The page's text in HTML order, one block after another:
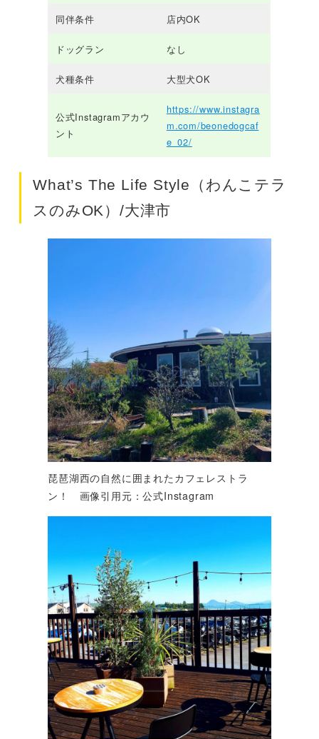
同伴条件 店内OK
ドッグラン なし
犬種条件 大型犬OK
公式Instagramアカウ
ント
https://www.instagra
m.com/beonedogcaf
e_02/
What’s The Life Style（わんこテラ
スのみOK）/大津市
琵琶湖西の自然に囲まれたカフェレストラ
ン！ 画像引用元：公式Instagram